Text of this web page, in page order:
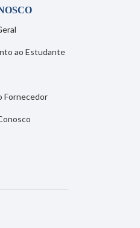
ao Estudante
Fornecedor